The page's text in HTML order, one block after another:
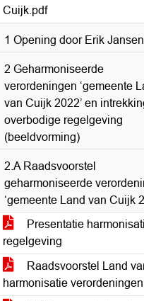
Cuijk.pdf
1 Opening door Erik Jansen
2 Geharmoniseerde
verordeningen ‘gemeente
van Cuijk 2022’ en
overbodige regelgeving
(beeldvorming)
2.A Raadsvoorstel
geharmoniseerde
‘gemeente Land van Cuijk
Presentatie
regelgeving
Raadsvoorstel Land
harmonisatie verordeningen